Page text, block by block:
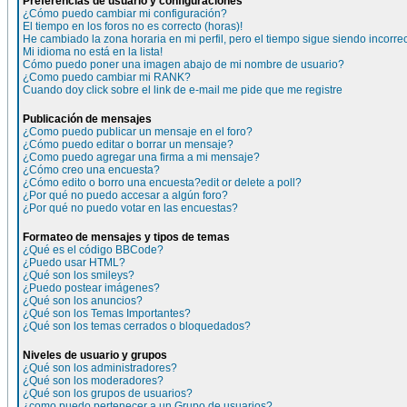
¿Cómo puedo cambiar mi configuración?
El tiempo en los foros no es correcto (horas)!
He cambiado la zona horaria en mi perfil, pero el tiempo sigue siendo
Mi idioma no está en la lista!
Cómo puedo poner una imagen abajo de mi nombre de usuario?
¿Como puedo cambiar mi RANK?
Cuando doy click sobre el link de e-mail me pide que me registre
Publicación de mensajes
¿Como puedo publicar un mensaje en el foro?
¿Cómo puedo editar o borrar un mensaje?
¿Como puedo agregar una firma a mi mensaje?
¿Cómo creo una encuesta?
¿Cómo edito o borro una encuesta?edit or delete a poll?
¿Por qué no puedo accesar a algún foro?
¿Por qué no puedo votar en las encuestas?
Formateo de mensajes y tipos de temas
¿Qué es el código BBCode?
¿Puedo usar HTML?
¿Qué son los smileys?
¿Puedo postear imágenes?
¿Qué son los anuncios?
¿Qué son los Temas Importantes?
¿Qué son los temas cerrados o bloquedados?
Niveles de usuario y grupos
¿Qué son los administradores?
¿Qué son los moderadores?
¿Qué son los grupos de usuarios?